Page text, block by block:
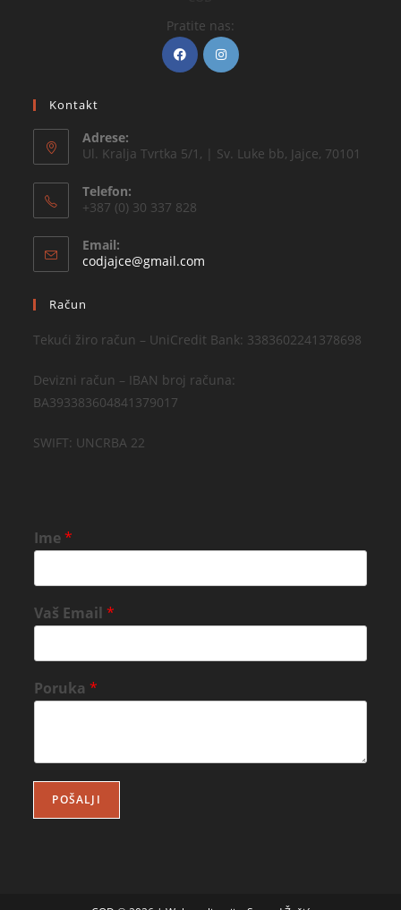
Pratite nas:
Kontakt
Adrese:
Ul. Kralja Tvrtka 5/1, | Sv. Luke bb, Jajce, 70101
Telefon:
+387 (0) 30 337 828
Email:
codjajce@gmail.com
Račun
Tekući žiro račun – UniCredit Bank: 3383602241378698
Devizni račun – IBAN broj računa:
BA393383604841379017
SWIFT: UNCRBA 22
Ime*
Vaš Email*
Poruka*
POŠALJI